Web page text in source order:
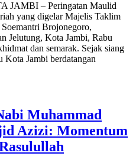
JAMBI – Peringatan Maulid
yang digelar Majelis Taklim
Brojonegoro,
Jelutung, Kota Jambi, Rabu
dan semarak. Sejak siang
Kota Jambi berdatangan
Muhammad
Azizi: Momentum